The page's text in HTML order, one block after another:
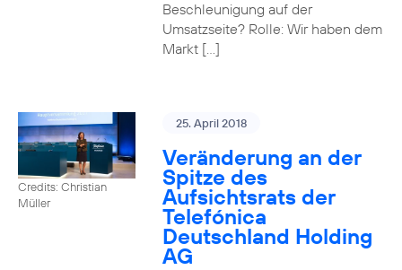
Beschleunigung auf der
Umsatzseite? Rolle: Wir haben dem
Markt […]
Credits: Christian
Müller
25. April 2018
Veränderung an der
Spitze des
Aufsichtsrats der
Telefónica
Deutschland Holding
AG